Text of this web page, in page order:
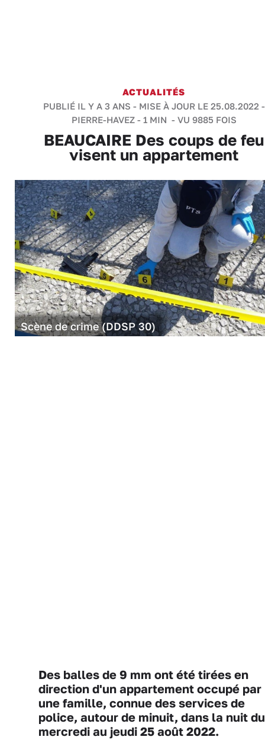
ACTUALITÉS
PUBLIÉ IL Y A 3 ANS - MISE À JOUR LE 25.08.2022 -
PIERRE-HAVEZ- 1 MIN - VU 9885 FOIS
BEAUCAIRE Des coups de feu
visent un appartement
Scène de crime (DDSP 30)
Des balles de 9 mm ont été tirées en
direction d'un appartement occupé par
une famille, connue des services de
police, autour de minuit, dans la nuit du
mercredi au jeudi 25 août 2022.